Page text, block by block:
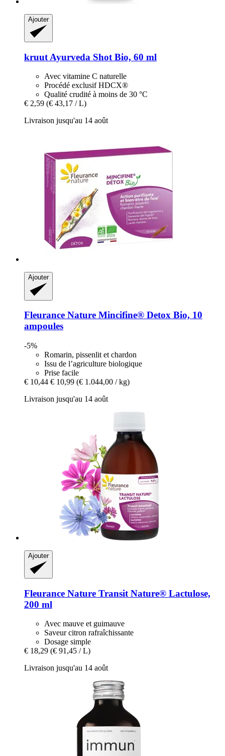
Ajouter
kruut Ayurveda Shot Bio, 60 ml
Avec vitamine C naturelle
Procédé exclusif HDCX®
Qualité crudité à moins de 30 °C
€ 2,59 (€ 43,17 / L)
Livraison jusqu'au 14 août
Ajouter
Fleurance Nature Mincifine® Detox Bio, 10
ampoules
-5%
Romarin, pissenlit et chardon
Issu de l’agriculture biologique
Prise facile
€ 10,44 € 10,99 (€ 1.044,00 / kg)
Livraison jusqu'au 14 août
Ajouter
Fleurance Nature Transit Nature® Lactulose,
200 ml
Avec mauve et guimauve
Saveur citron rafraîchissante
Dosage simple
€ 18,29 (€ 91,45 / L)
Livraison jusqu'au 14 août